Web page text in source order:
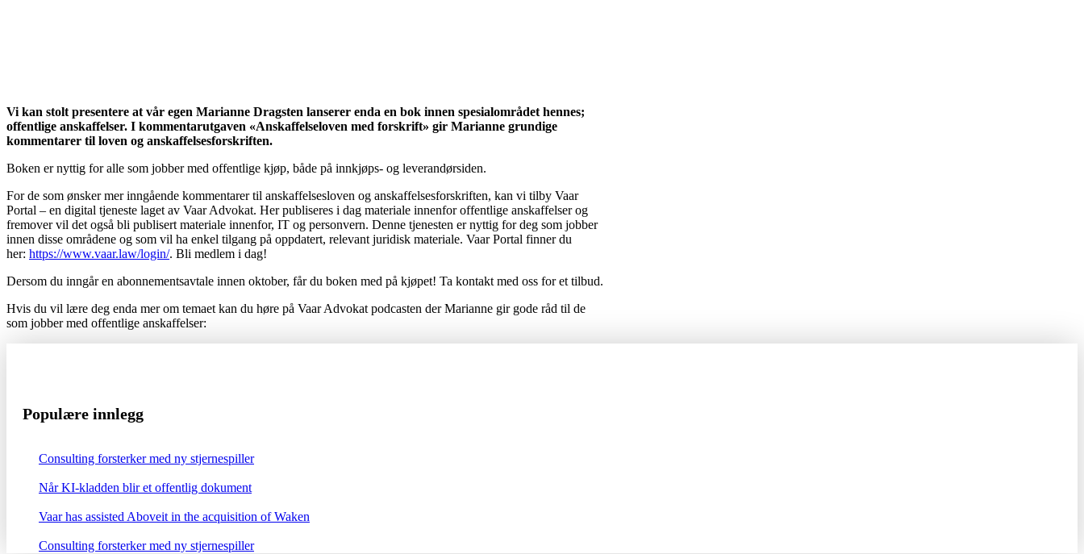
Vi kan stolt presentere at vår egen Marianne Dragsten lanserer enda en bok innen spesialområdet hennes;
offentlige anskaffelser. I kommentarutgaven «Anskaffelseloven med forskrift» gir Marianne grundige
kommentarer til loven og anskaffelsesforskriften.
Boken er nyttig for alle som jobber med offentlige kjøp, både på innkjøps- og leverandørsiden.
For de som ønsker mer inngående kommentarer til anskaffelsesloven og anskaffelsesforskriften, kan vi tilby Vaar
Portal – en digital tjeneste laget av Vaar Advokat. Her publiseres i dag materiale innenfor offentlige anskaffelser og
fremover vil det også bli publisert materiale innenfor, IT og personvern. Denne tjenesten er nyttig for deg som jobber
innen disse områdene og som vil ha enkel tilgang på oppdatert, relevant juridisk materiale. Vaar Portal finner du
her: https://www.vaar.law/login/. Bli medlem i dag!
Dersom du inngår en abonnementsavtale innen oktober, får du boken med på kjøpet! Ta kontakt med oss for et tilbud.
Hvis du vil lære deg enda mer om temaet kan du høre på Vaar Advokat podcasten der Marianne gir gode råd til de
som jobber med offentlige anskaffelser:
Populære innlegg
Consulting forsterker med ny stjernespiller
Når KI-kladden blir et offentlig dokument
Vaar has assisted Aboveit in the acquisition of Waken
Consulting forsterker med ny stjernespiller